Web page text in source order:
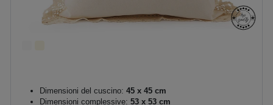
Dimensioni del cuscino: 45 x 45 cm
Dimensioni complessive: 53 x 53 cm